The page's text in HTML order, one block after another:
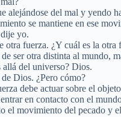
alejándose del mal y yendo
se mantiene en ese
yo.
otra fuerza. ¿Y cuál es la otra
ser otra distinta al mundo,
allá del universo? Dios.
Dios. ¿Pero cómo?
debe actuar sobre el
en contacto con el
el movimiento del pecado y